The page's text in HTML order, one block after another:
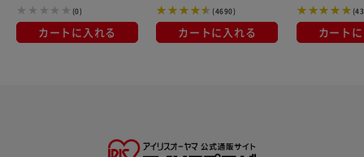
(0)
カートに入れる
(4690)
カートに入れる カート